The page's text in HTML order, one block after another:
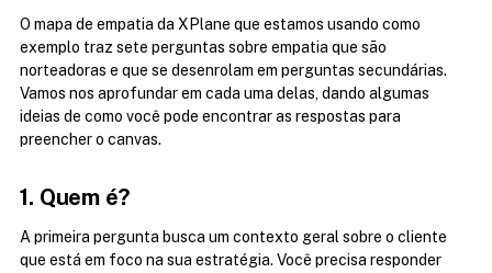
O mapa de empatia da XPlane que estamos usando como
exemplo traz sete perguntas sobre empatia que são
norteadoras e que se desenrolam em perguntas secundárias.
Vamos nos aprofundar em cada uma delas, dando algumas
ideias de como você pode encontrar as respostas para
preencher o canvas.
1. Quem é?
A primeira pergunta busca um contexto geral sobre o cliente
que está em foco na sua estratégia. Você precisa responder